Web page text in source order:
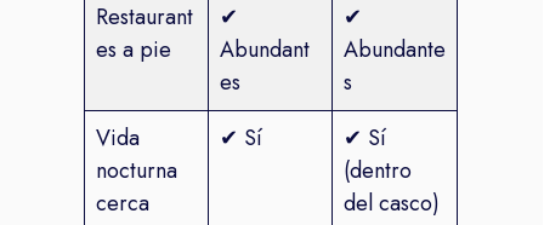
Restaurant
es a pie
✔
Abundant
es
✔
Abundante
s
Vida
nocturna
cerca
✔ Sí
✔ Sí
(dentro
del casco)